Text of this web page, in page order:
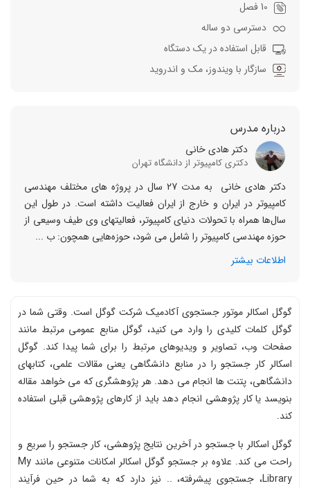
دسترسی دو ساله
قابل استفاده در یک دستگاه
سازگار با ویندوز، مک و اندروید
درباره مدرس
دکتر هادی خانی
دکتری کامپیوتر از دانشگاه تهران
دکتر هادی خانی به مدت 27 سال در پروژه های مختلف مهندسی
کامپیوتر در ایران و خارج از ایران فعالیت داشته است. در طول این
سال‌ها همراه با تحولات دنیای کامپیوتر، فعالیتهای وی طیف وسیعی از
حوزه مهندسی کامپیوتر را شامل می شود، حوزه‌هایی همچون: ب ...
اطلاعات بیشتر
گوگل اسکالر موتور جستجوی آکادمیک شرکت گوگل است. وقتی شما در
گوگل کلمات کلیدی را وارد می کنید، گوگل منابع عمومی مرتبط مانند
صفحات وب، تصاویر و ویدیوهای مرتبط را برای شما پیدا کند. گوگل
اسکالر کار جستجو را در منابع دانشگاهی یعنی مقالات علمی، کتابهای
دانشگاهی، پتنت ها انجام می دهد. هر پژوهشگری که می خواهد مقاله
بنویسد یا کار پژوهشی انجام دهد باید از کارهای پژوهشی قبلی استفاده
کند.
گوگل اسکالر با جستجو در آخرین نتایج پژوهشی، کار جستجو را سریع و
راحت می کند. علاوه بر جستجو گوگل اسکالر امکانات متنوعی مانند My
Library، جستجوی پیشرفته، .. نیز دارد که به شما در حین فرآیند